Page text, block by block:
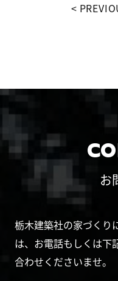
お
栃木建築社の家づくり
は、お電話もしくは下
合わせくださいませ。